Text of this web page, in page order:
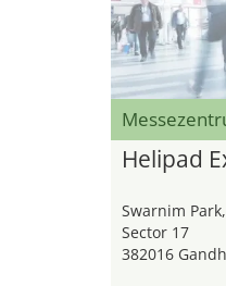
Helipad
Swarnim
Sector 17
382016